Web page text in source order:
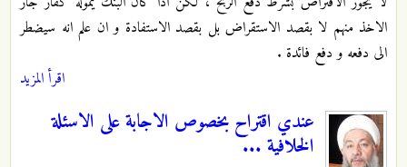
الاخذ منهم لا بقصد الاستقراض بل بقصد الاستفادة و ان علم انه سيضطر
الى دفعه و دفع فائدة .
اقرأ المزيد
عندي اقتراح بخصوص الاجابة على الاسئلة
الخلافية ...